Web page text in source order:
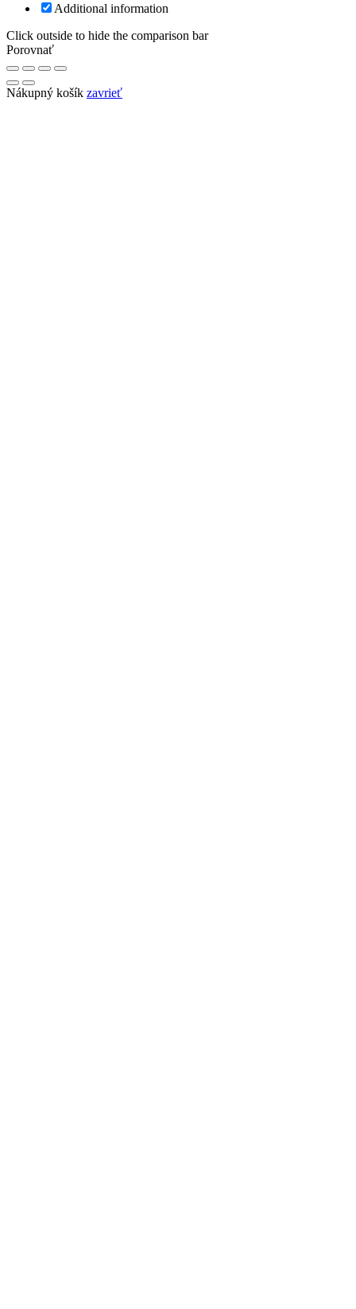
Additional information
Click outside to hide the comparison bar
Porovnať
Nákupný košík zavrieť